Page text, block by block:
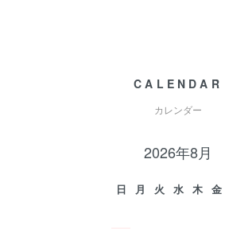
CALENDAR
カレンダー
2026年8月
日 月 火 水 木 金